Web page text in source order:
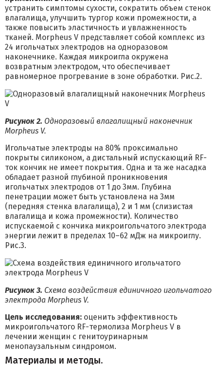
устранить симптомы сухости, сократить объем стенок
влагалища, улучшить тургор кожи промежности, а
также повысить эластичность и увлажненность
тканей. Morpheus V представляет собой комплекс из
24 игольчатых электродов на одноразовом
наконечнике. Каждая микроигла окружена
возвратным электродом, что обеспечивает
равномерное прогревание в зоне обработки. Рис.2.
Рисунок 2. Одноразовый влагалищный наконечник
Morpheus V.
Игольчатые электроды на 80% проксимально
покрыты силиконом, а дистальный испускающий RF-
ток кончик не имеет покрытия. Одна и та же насадка
обладает разной глубиной проникновения
игольчатых электродов от 1 до 3мм. Глубина
пенетрации может быть установлена на 3мм
(передняя стенка влагалища), 2 и 1 мм (слизистая
влагалища и кожа промежности). Количество
испускаемой с кончика микроигольчатого электрода
энергии лежит в пределах 10–62 мДж на микроиглу.
Рис.3.
Рисунок 3. Схема воздействия единичного игольчатого
электрода Morpheus V.
Цель исследования: оценить эффективность
микроигольчатого RF-термолиза Morpheus V в
лечении женщин с генитоуринарным
менопаузальным синдромом.
Материалы и методы.